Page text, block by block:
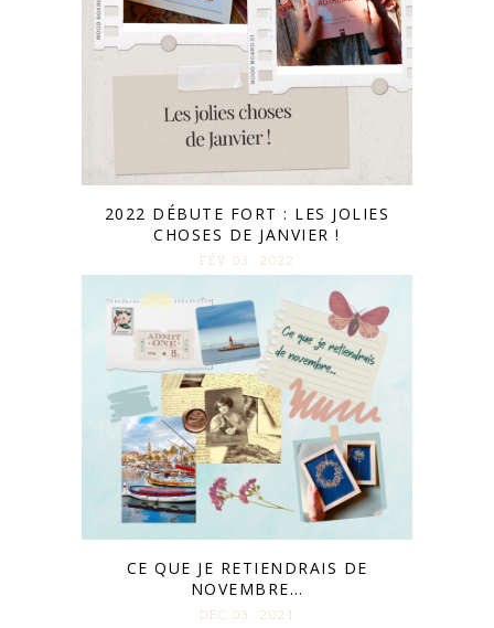
2022 DÉBUTE FORT : LES JOLIES
CHOSES DE JANVIER !
FÉV 03. 2022
CE QUE JE RETIENDRAIS DE
NOVEMBRE…
DÉC 03. 2021